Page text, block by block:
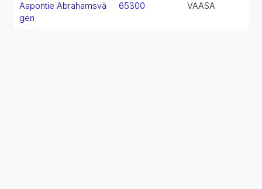
Aapontie Abrahamsvä
gen
65300 VAASA